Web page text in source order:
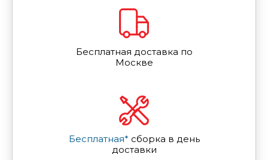
Бесплатная доставка по
Москве
Бесплатная* сборка в день
доставки